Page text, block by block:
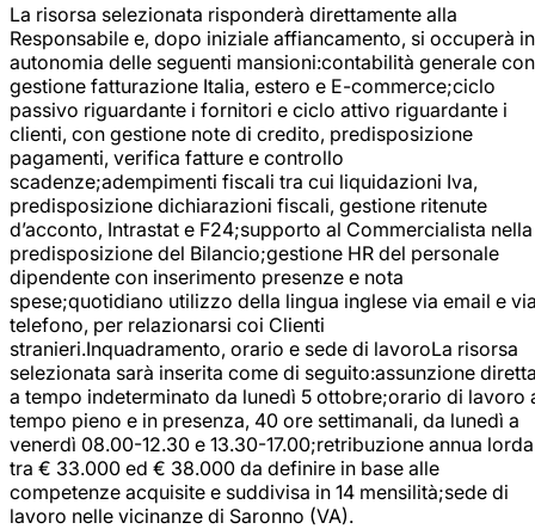
La risorsa selezionata risponderà direttamente alla
Responsabile e, dopo iniziale affiancamento, si occuperà in
autonomia delle seguenti mansioni:contabilità generale con
gestione fatturazione Italia, estero e E-commerce;ciclo
passivo riguardante i fornitori e ciclo attivo riguardante i
clienti, con gestione note di credito, predisposizione
pagamenti, verifica fatture e controllo
scadenze;adempimenti fiscali tra cui liquidazioni Iva,
predisposizione dichiarazioni fiscali, gestione ritenute
d’acconto, Intrastat e F24;supporto al Commercialista nella
predisposizione del Bilancio;gestione HR del personale
dipendente con inserimento presenze e nota
spese;quotidiano utilizzo della lingua inglese via email e
telefono, per relazionarsi coi Clienti
stranieri.Inquadramento, orario e sede di lavoroLa risorsa
selezionata sarà inserita come di seguito:assunzione
a tempo indeterminato da lunedì 5 ottobre;orario di lavoro
tempo pieno e in presenza, 40 ore settimanali, da lunedì a
venerdì 08.00-12.30 e 13.30-17.00;retribuzione annua lorda
tra € 33.000 ed € 38.000 da definire in base alle
competenze acquisite e suddivisa in 14 mensilità;sede di
lavoro nelle vicinanze di Saronno (VA).